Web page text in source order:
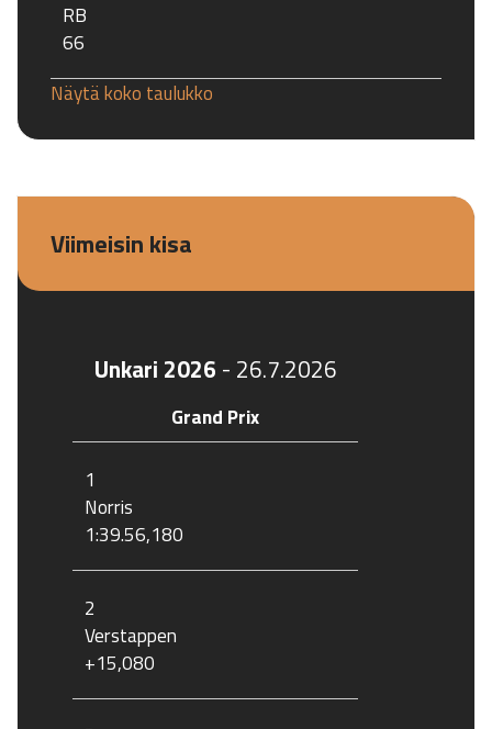
RB
66
Näytä koko taulukko
Viimeisin kisa
Unkari 2026 - 26.7.2026
Grand Prix
1
Norris
1:39.56,180
2
Verstappen
+15,080